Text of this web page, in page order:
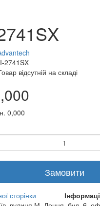
2741SX
відсутній на складі
0,000
Замовити